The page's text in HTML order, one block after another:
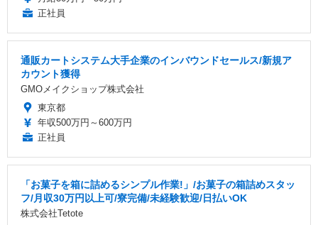
正社員
通販カートシステム大手企業のインバウンドセールス/新規ア
カウント獲得
GMOメイクショップ株式会社
東京都
年収500万円～600万円
正社員
「お菓子を箱に詰めるシンプル作業!」/お菓子の箱詰めスタッ
フ/月収30万円以上可/寮完備/未経験歓迎/日払いOK
株式会社Tetote